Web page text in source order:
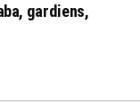
gardiens,